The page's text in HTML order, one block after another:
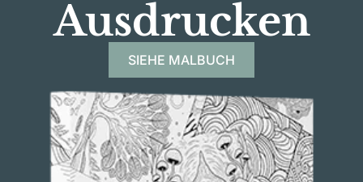
Ausdrucken
SIEHE MALBUCH